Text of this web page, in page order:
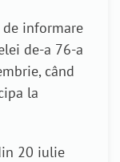
informare
de-a 76-a
când
la
20 iulie